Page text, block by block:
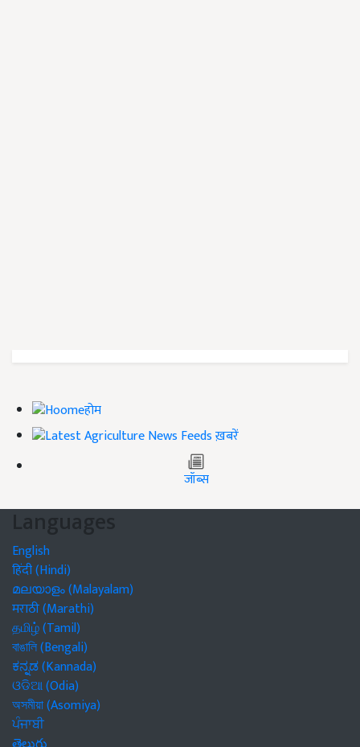
होम
ख़बरें
जॉब्स
Languages
English
हिंदी (Hindi)
മലയാളം (Malayalam)
मराठी (Marathi)
தமிழ் (Tamil)
বাঙালি (Bengali)
ಕನ್ನಡ (Kannada)
ଓଡିଆ (Odia)
অসমীয়া (Asomiya)
ਪੰਜਾਬੀ